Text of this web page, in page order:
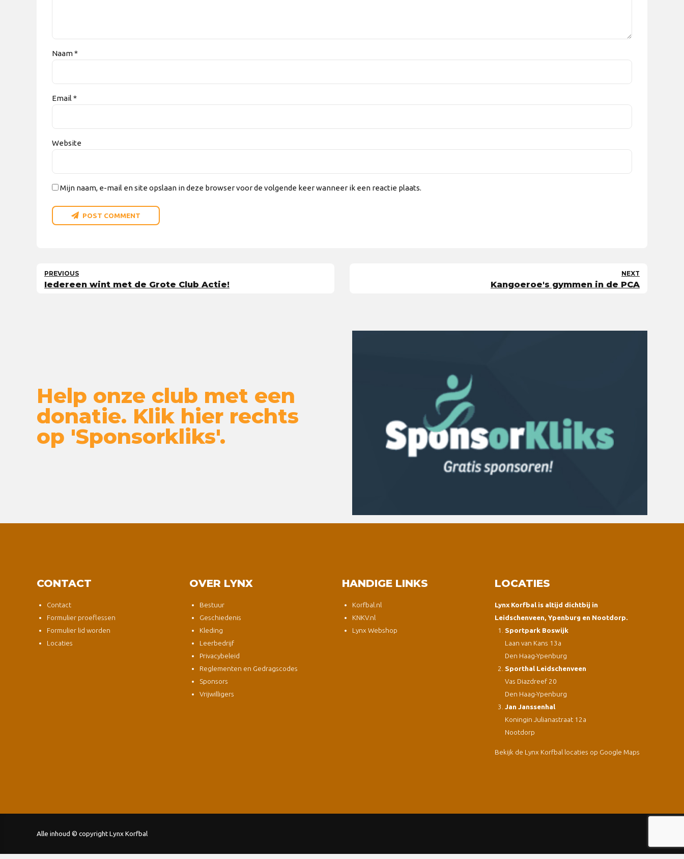
Naam *
Email *
Website
Mijn naam, e-mail en site opslaan in deze browser voor de volgende keer wanneer ik een reactie plaats.
POST COMMENT
PREVIOUS
Iedereen wint met de Grote Club Actie!
NEXT
Kangoeroe's gymmen in de PCA
Help onze club met een
donatie. Klik hier rechts
op 'Sponsorkliks'.
CONTACT
Contact
Formulier proeflessen
Formulier lid worden
Locaties
OVER LYNX
Bestuur
Geschiedenis
Kleding
Leerbedrijf
Privacybeleid
Reglementen en Gedragscodes
Sponsors
Vrijwilligers
HANDIGE LINKS
Korfbal.nl
KNKV.nl
Lynx Webshop
LOCATIES
Lynx Korfbal is altijd dichtbij in
Leidschenveen, Ypenburg en Nootdorp.
Sportpark Boswijk
Laan van Kans 13a
Den Haag-Ypenburg
Sporthal Leidschenveen
Vas Diazdreef 20
Den Haag-Ypenburg
Jan Janssenhal
Koningin Julianastraat 12a
Nootdorp
Bekijk de Lynx Korfbal locaties op Google Maps
Alle inhoud © copyright Lynx Korfbal